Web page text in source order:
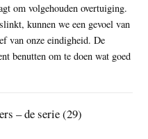
om volgehouden overtuiging.
kunnen we een gevoel van
van onze eindigheid. De
benutten om te doen wat goed
– de serie (29)